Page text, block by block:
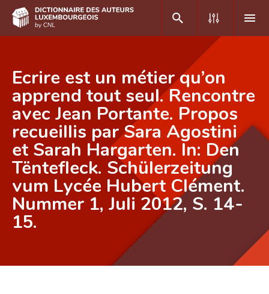
DE FR
Accueil
Auteur(e)s A-Z
Recherche avancée
Foire aux questions
CNL
Équipe scientifique
Ecrire est un métier qu’on
apprend tout seul. Rencontre
avec Jean Portante. Propos
recueillis par Sara Agostini
et Sarah Hargarten. In: Den
Tëntefleck. Schülerzeitung
vum Lycée Hubert Clément.
Nummer 1, Juli 2012, S. 14-
15.